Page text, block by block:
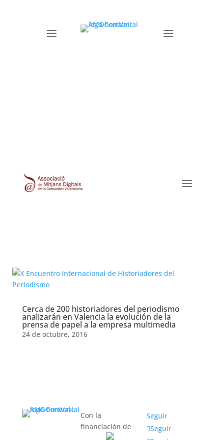
Cerca de 200 historiadores del periodismo
analizarán en Valencia la evolución de la
prensa de papel a la empresa multimedia
24 de octubre, 2016
Con la
financiación de
Seguir
Seguir